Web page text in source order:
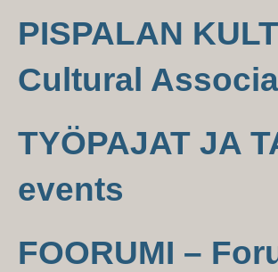
PISPALAN
Cultural
TYÖPAJAT JA
events
FOORUMI –